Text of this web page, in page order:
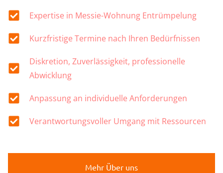
Expertise in Messie-Wohnung Entrümpelung
Kurzfristige Termine nach Ihren Bedürfnissen
Diskretion, Zuverlässigkeit, professionelle
Abwicklung
Anpassung an individuelle Anforderungen
Verantwortungsvoller Umgang mit Ressourcen
Mehr Über uns